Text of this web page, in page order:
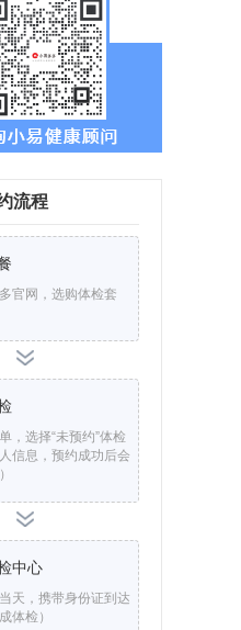
流程
官网，选购体检套
，选择“未预约”体检
信息，预约成功后会
中心
天，携带身份证到达
体检）